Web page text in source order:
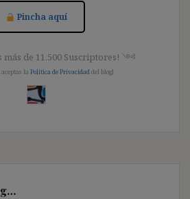
Pincha aquí
más de 11.500 Suscriptores! ༺
la Política de Privacidaddel blog]